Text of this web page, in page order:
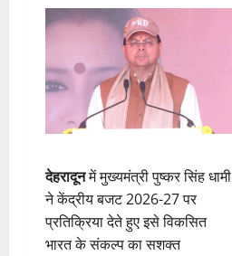
देहरादूनमें मुख्यमंत्री पुष्कर सिंह धामी
ने केंद्रीय बजट 2026-27 पर
प्रतिक्रिया देते हुए इसे विकसित
भारत के संकल्प का सशक्त